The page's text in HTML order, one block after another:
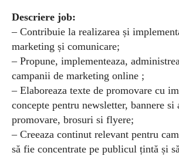
Descriere job:
– Contribuie la realizarea și
marketing și comunicare;
– Propune, implementeaza,
campanii de marketing online ;
– Elaboreaza texte de promovare cu
concepte pentru newsletter, bannere si
promovare, brosuri si flyere;
– Creeaza continut relevant pentru
să fie concentrate pe publicul țintă și